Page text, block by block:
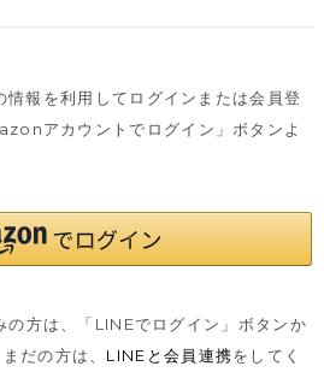
報を利用してログインまたは会員登
アカウントでログイン」ボタンよ
の方は、「LINEでログイン」ボタンか
だの方は、 LINEと会員連携をしてく